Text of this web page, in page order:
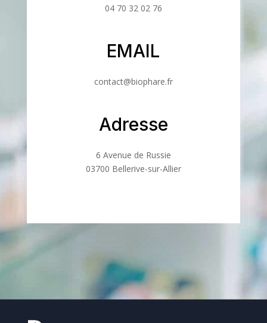
04 70 32 02 76
EMAIL
contact@biophare.fr
Adresse
6 Avenue de Russie
03700 Bellerive-sur-Allier